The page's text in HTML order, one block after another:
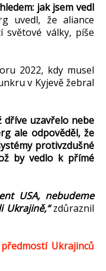
jak jsem vedl
uvedl, že aliance
války, píše
2022, kdy musel
v Kyjevě žebral
dříve uzavřelo nebe
ale odpověděl, že
protivzdušné
by vedlo k přímé
USA, nebudeme
Ukrajině,“zdůraznil
Ukrajinců